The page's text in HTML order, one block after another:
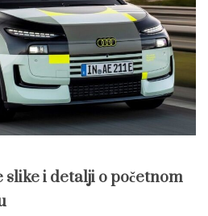
slike i detalji o početnom